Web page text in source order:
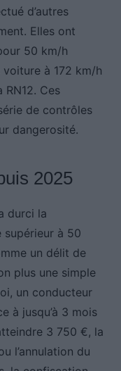
d’autres
Elles ont
50 km/h
voiture à 172 km/h
Ces
de contrôles
dangerosité.
2025
durci la
supérieur à 50
un délit de
plus une simple
un conducteur
à jusqu’à 3 mois
3 750 €, la
l’annulation du